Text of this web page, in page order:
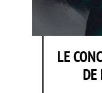
LE
DE